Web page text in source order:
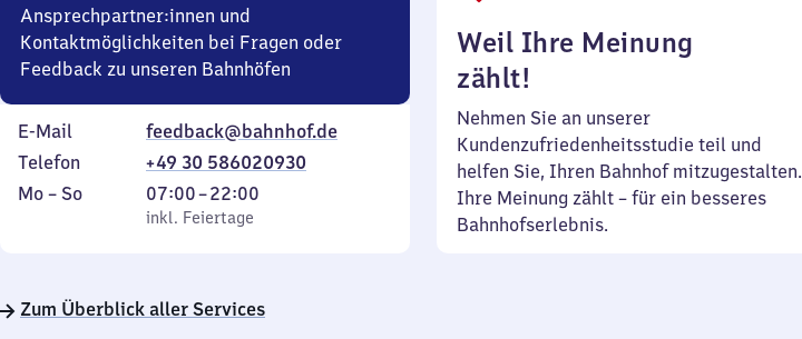
Ansprechpartner:innen und
Kontaktmöglichkeiten bei Fragen oder
Feedback zu unseren Bahnhöfen
E-Mail
feedback@bahnhof.de
Telefon
+49 30 586020930
Montag
Mo – So,
inkl. Feiertage
07:00–22:00
Von
7
22
inkl. Feiertage
Weil Ihre Meinung
zählt!
Nehmen Sie an unserer
Kundenzufriedenheitsstudie teil und
helfen Sie, Ihren Bahnhof mitzugestalten.
Ihre Meinung zählt – für ein besseres
Bahnhofserlebnis.
Zum Überblick aller Services